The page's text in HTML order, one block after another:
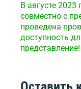
В августе 2023
совместно с
проведена
доступность
представление!